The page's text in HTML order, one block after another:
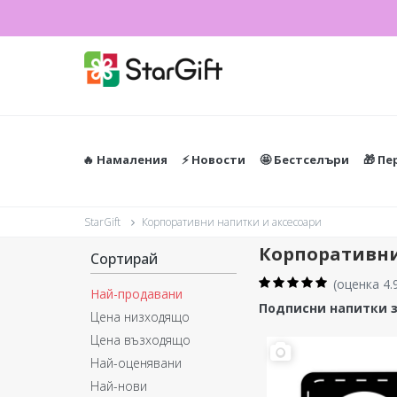
🔥 Намаления ⚡️ Новости 🤩 Бестселъри 🎁
StarGift Корпоративни напитки и аксесоари
Сортирай
Най-продавани
Цена низходящо
Цена възходящо
Най-оценявани
Най-нови
(оценка
Подписни напитки